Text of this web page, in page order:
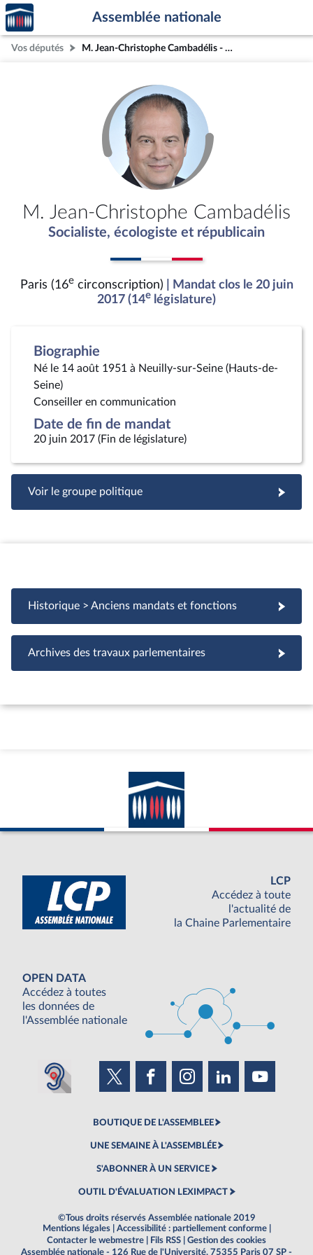
Aller au contenu
Aller en bas de la page
Accèder
à la
page
d'accueil
Assemblée nationale
Vos députés M. Jean-Christophe Cambadélis - Mandat clos - Paris (16e circonscription)
M. Jean-Christophe Cambadélis
Socialiste, écologiste et républicain
Paris (16ecirconscription)
| Mandat clos le 20 juin
2017 (14e législature)
Biographie
Né le 14 août 1951 à Neuilly-sur-Seine (Hauts-de-
Seine)
Conseiller en communication
Date de fin de mandat
20 juin 2017 (Fin de législature)
Voir le groupe politique
Historique > Anciens mandats et fonctions
Archives des travaux parlementaires
LCP
Accédez à toute
l'actualité de
la Chaine Parlementaire
OPEN DATA
Accédez à toutes
les données de
l'Assemblée nationale
BOUTIQUE DE L'ASSEMBLEE
UNE SEMAINE À L'ASSEMBLÉE
S'ABONNER À UN SERVICE
OUTIL D'ÉVALUATION LEXIMPACT
©Tous droits réservés Assemblée nationale 2019
Mentions légales
Accessibilité : partiellement conforme
Contacter le webmestre
Fils RSS
Gestion des cookies
Assemblée nationale - 126 Rue de l'Université, 75355 Paris 07 SP -